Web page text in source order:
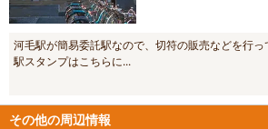
河毛駅が簡易委託駅なので、切符の販売などを行
駅スタンプはこちらに...
その他の周辺情報